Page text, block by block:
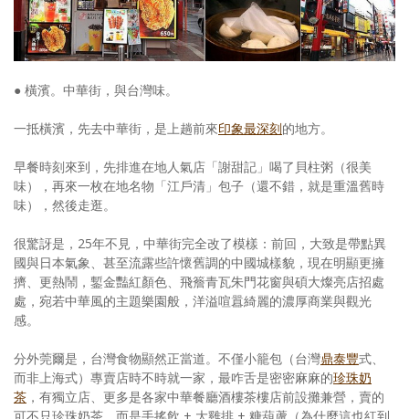
● 橫濱。中華街，與台灣味。
一抵橫濱，先去中華街，是上趟前來印象最深刻的地方。
早餐時刻來到，先排進在地人氣店「謝甜記」喝了貝柱粥（很美
味），再來一枚在地名物「江戶清」包子（還不錯，就是重溫舊時
味），然後走逛。
很驚訝是，25年不見，中華街完全改了模樣：前回，大致是帶點異
國與日本氣象、甚至流露些許懷舊調的中國城樣貌，現在明顯更擁
擠、更熱鬧，鏨金豔紅顏色、飛簷青瓦朱門花窗與碩大燦亮店招處
處，宛若中華風的主題樂園般，洋溢喧囂綺麗的濃厚商業與觀光
感。
分外莞爾是，台灣食物顯然正當道。不僅小籠包（台灣鼎泰豐式、
而非上海式）專賣店時不時就一家，最咋舌是密密麻麻的珍珠奶
茶 ，有獨立店、更多是各家中華餐廳酒樓茶樓店前設攤兼營，賣的